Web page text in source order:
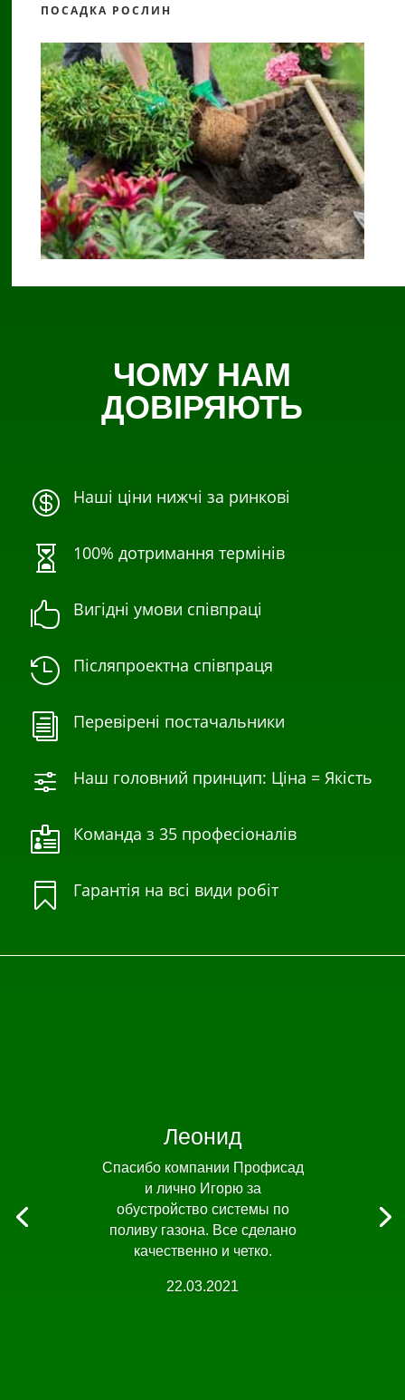
ПОСАДКА РОСЛИН
ЧОМУ НАМ
ДОВІРЯЮТЬ
 Наші ціни нижчі за ринкові
 100% дотримання термінів
 Вигідні умови співпраці
 Післяпроектна співпраця
i Перевірені постачальники
f Наш головний принцип: Ціна = Якість
 Команда з 35 професіоналів
 Гарантія на всі види робіт
Леонид
Спасибо компании Профисад
и лично Игорю за
обустройство системы по
поливу газона. Все сделано
качественно и четко.
22.03.2021